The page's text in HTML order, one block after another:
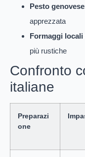
Pesto genovese
apprezzata
Formaggi
più rustiche
Confronto
italiane
Preparazi
one